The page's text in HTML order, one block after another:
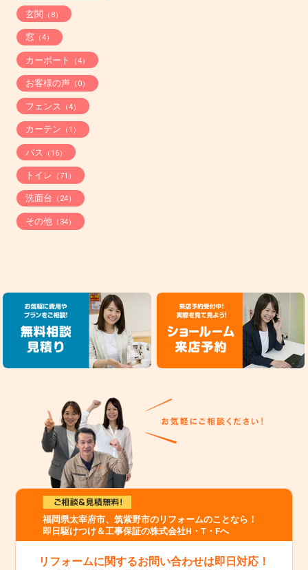
玄関 （8）
窓 （4）
カーポート （4）
お客様の声 （0）
フェンス （4）
カーテン （1）
バス （16）
トイレ （71）
洗面台 （24）
その他（34）
福岡県太宰府市、筑紫野市のリフォームのことなら！
即日駆けつけ＆工事保証の株式会社H・T・Fへ
リフォームに関するお問い合わせは即日対応！